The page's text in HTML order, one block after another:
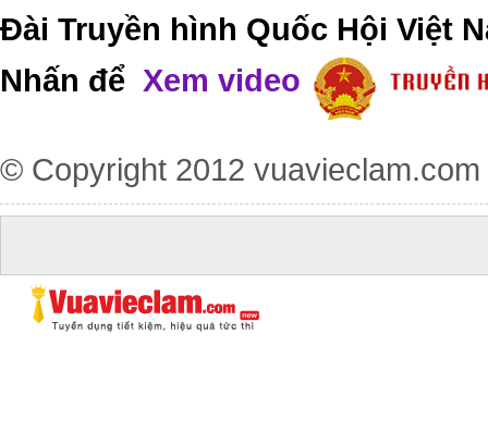
Đài Truyền hình Quốc Hội Việt
Nhấn để Xem video
© Copyright 2012 vuavieclam.com